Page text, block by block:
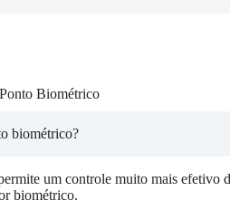
Biométrico
biométrico?
um controle muito mais efetivo
biométrico.